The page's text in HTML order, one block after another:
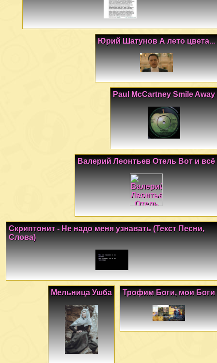
Юрий Шатунов А лето цвета...
Paul McCartney Smile Away
Валерий Леонтьев Отель Вот и всё
Скриптонит - Не надо меня узнавать (Текст Песни,
Слова)
Трофим Боги, мои Боги
Мельница Ушба